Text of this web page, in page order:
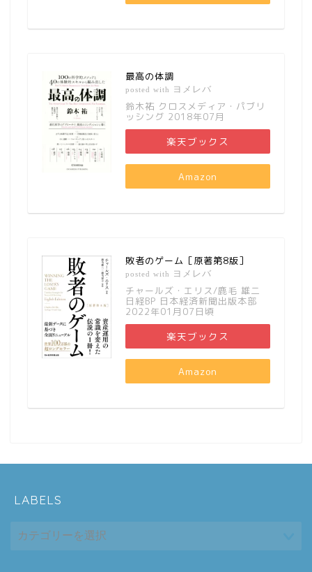
最高の体調
posted with ヨメレバ
鈴木祐 クロスメディア・パブリ
ッシング 2018年07月
楽天ブックス
Amazon
敗者のゲーム［原著第8版］
posted with ヨメレバ
チャールズ・エリス/鹿毛 雄二
日経BP 日本経済新聞出版本部
2022年01月07日頃
楽天ブックス
Amazon
LABELS